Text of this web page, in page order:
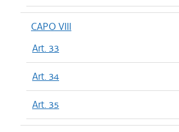
CAPO VIII
Art. 33
Art. 34
Art. 35